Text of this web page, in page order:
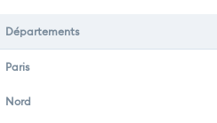
Départements
Paris
Nord